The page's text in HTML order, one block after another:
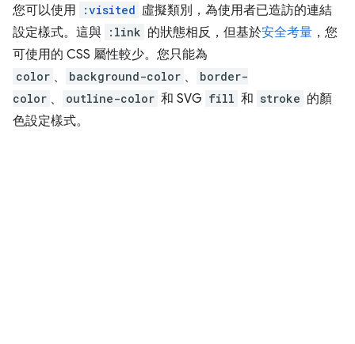
您可以使用 :visited 虛擬類別，為使用者已造訪的連結
設定樣式。這與 :link 的狀態相反，但基於安全考量 ，您
可使用的 CSS 屬性較少。您只能為
color 、 background-color 、
border-
color 、 outline-color 和 SVG fill 和 stroke 的顏
色設定樣式。